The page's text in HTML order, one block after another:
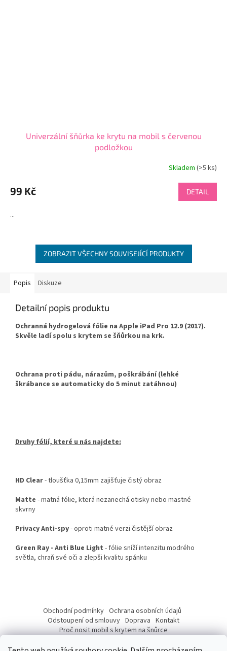
Univerzální šňůrka ke krytu na mobil s červenou
podložkou
produktu
je
z
Skladem(>5 ks)
99 Kč DETAIL
...
ZOBRAZIT VŠECHNY SOUVISEJÍCÍ PRODUKTY
Popis Diskuze
Detailní popis produktu
Ochranná hydrogelová fólie na Apple iPad Pro 12.9 (2017).
Skvěle ladí spolu s krytem se šňůrkou na krk.
Ochrana proti pádu, nárazům, poškrábání (lehké
škrábance se automaticky do 5 minut zatáhnou)
Druhy fólií, které u nás najdete:
HD Clear- tloušťka 0,15mm zajišťuje čistý obraz
Matte - matná fólie, která nezanechá otisky nebo mastné
skvrny
Privacy Anti-spy- oproti matné verzi čistější obraz
Green Ray - Anti Blue Light - fólie sníží intenzitu modrého
světla, chraň své oči a zlepši kvalitu spánku
a
Obchodní podmínky Ochrana osobních údajů
Odstoupení od smlouvy Doprava Kontakt
Proč nosit mobil s krytem na šnůrce